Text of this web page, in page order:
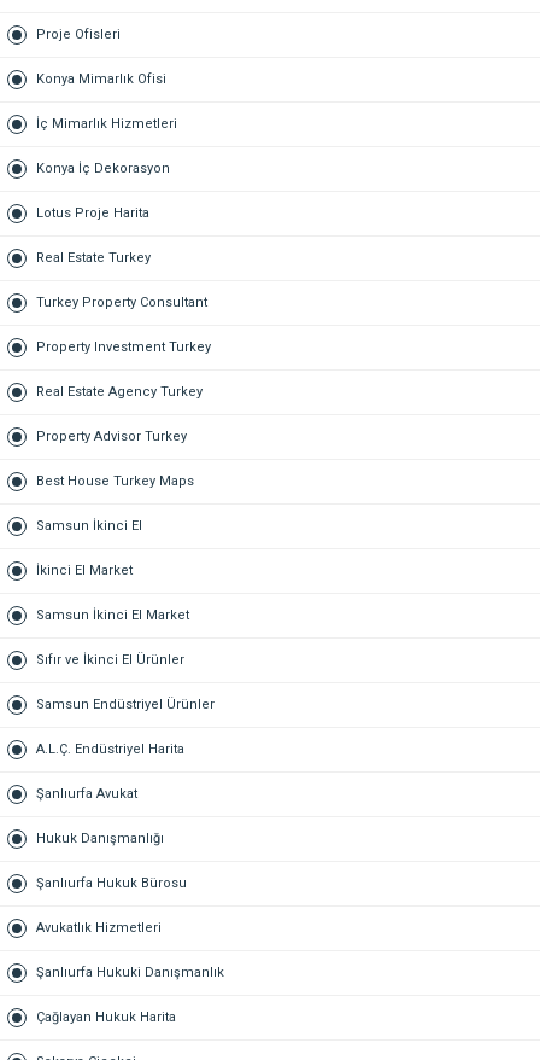
Proje Ofisleri
Konya Mimarlık Ofisi
İç Mimarlık Hizmetleri
Konya İç Dekorasyon
Lotus Proje Harita
Real Estate Turkey
Turkey Property Consultant
Property Investment Turkey
Real Estate Agency Turkey
Property Advisor Turkey
Best House Turkey Maps
Samsun İkinci El
İkinci El Market
Samsun İkinci El Market
Sıfır ve İkinci El Ürünler
Samsun Endüstriyel Ürünler
A.L.Ç. Endüstriyel Harita
Şanlıurfa Avukat
Hukuk Danışmanlığı
Şanlıurfa Hukuk Bürosu
Avukatlık Hizmetleri
Şanlıurfa Hukuki Danışmanlık
Çağlayan Hukuk Harita